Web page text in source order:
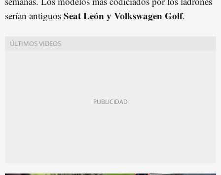
serían antiguos Seat León y Volkswagen Golf.